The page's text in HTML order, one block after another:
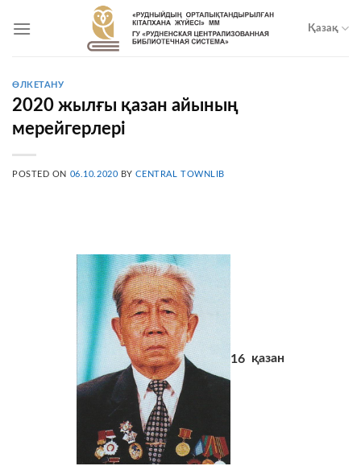
Қазақ
ӨЛКЕТАНУ
2020 жылғы қазан айының
мерейгерлері
POSTED ON 06.10.2020 BYCENTRAL TOWNLIB
16 қазан